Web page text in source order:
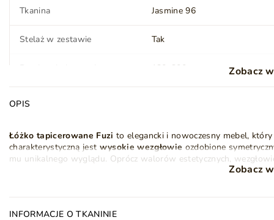
Tkanina Jasmine 96
Stelaż w zestawie Tak
120x200 cm
Materac
Nóżki (wysokość) (cm) 13
Wykonanie nóżek Drewno
Zobacz
OPIS
Łóżko tapicerowane Fuzi to elegancki i nowoczesny mebel,
charakterystyczną jest wysokie wezgłowie ozdobione
mu unikalnego wyglądu. Oprócz walorów estetycznych,
znajduje się solidny drewniany stelaż pod materac (łóżko
Zobacz
INFORMACJE O TKANINIE